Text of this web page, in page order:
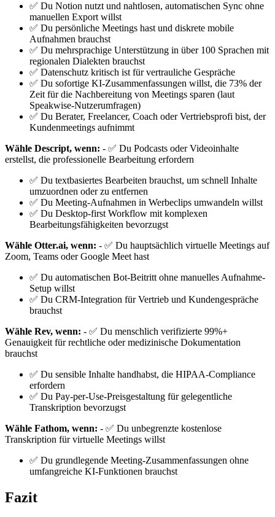
✅ Du Notion nutzt und nahtlosen, automatischen Sync ohne
manuellen Export willst
✅ Du persönliche Meetings hast und diskrete mobile
Aufnahmen brauchst
✅ Du mehrsprachige Unterstützung in über 100 Sprachen mit
regionalen Dialekten brauchst
✅ Datenschutz kritisch ist für vertrauliche Gespräche
✅ Du sofortige KI-Zusammenfassungen willst, die 73% der
Zeit für die Nachbereitung von Meetings sparen (laut
Speakwise-Nutzerumfragen)
✅ Du Berater, Freelancer, Coach oder Vertriebsprofi bist, der
Kundenmeetings aufnimmt
Wähle Descript, wenn: - ✅ Du Podcasts oder Videoinhalte
erstellst, die professionelle Bearbeitung erfordern
✅ Du textbasiertes Bearbeiten brauchst, um schnell Inhalte
umzuordnen oder zu entfernen
✅ Du Meeting-Aufnahmen in Werbeclips umwandeln willst
✅ Du Desktop-first Workflow mit komplexen
Bearbeitungsfähigkeiten bevorzugst
Wähle Otter.ai, wenn: - ✅ Du hauptsächlich virtuelle Meetings auf
Zoom, Teams oder Google Meet hast
✅ Du automatischen Bot-Beitritt ohne manuelles Aufnahme-
Setup willst
✅ Du CRM-Integration für Vertrieb und Kundengespräche
brauchst
Wähle Rev, wenn: - ✅ Du menschlich verifizierte 99%+
Genauigkeit für rechtliche oder medizinische Dokumentation
brauchst
✅ Du sensible Inhalte handhabst, die HIPAA-Compliance
erfordern
✅ Du Pay-per-Use-Preisgestaltung für gelegentliche
Transkription bevorzugst
Wähle Fathom, wenn: - ✅ Du unbegrenzte kostenlose
Transkription für virtuelle Meetings willst
✅ Du grundlegende Meeting-Zusammenfassungen ohne
umfangreiche KI-Funktionen brauchst
Fazit